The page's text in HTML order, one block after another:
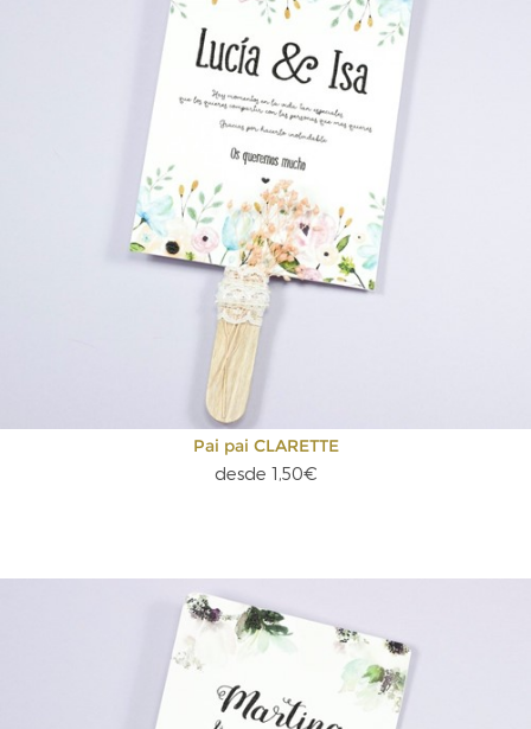
Pai pai CLARETTE
desde 1,50€